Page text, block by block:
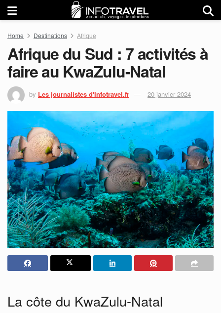
Home Destinations Afrique
Afrique du Sud : 7 activités à
faire au KwaZulu-Natal
by Les journalistes d'Infotravel.fr 20 janvier 2024
La côte du KwaZulu-Natal